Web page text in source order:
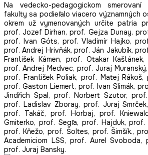
Na vedecko-pedagogickom
fakulty sa podieľalo viacero významných
okrem už vymenovaných určite patria
prof. Jozef Dirhan, prof. Gejza Dunay,
prof. Ivan Góts, prof. Vladimír Hajko,
prof. Andrej Hrivňák, prof. Ján Jakubík,
František Kámen, prof. Otakar
prof. Andrej Medvec, prof. Juraj
prof. František Poliak, prof. Matej Rákoš,
prof. Gaston Liemert, prof. Ivan Slimák,
Jindřich Spal, prof. Norbert Szutor, prof.
prof. Ladislav Zboray, prof. Juraj
prof. Takáč, prof. Horbaj, prof.
Gmiterko, prof. Segľa, prof. Hajduk, prof.
prof. Kňežo, prof. Šoltes, prof. Šimšík.,
Academiciom LSS, prof. Aurel Svoboda,
prof. Juraj Bansky.